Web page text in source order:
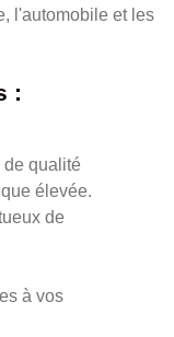
l'automobile et les
:
qualité
élevée.
de
à vos